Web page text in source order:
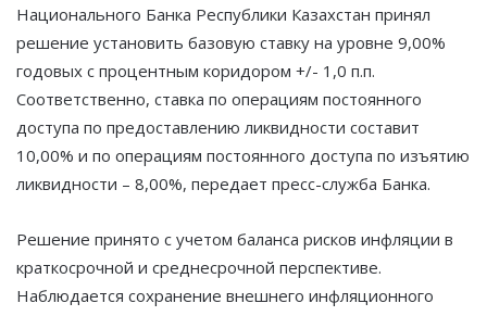
Национального Банка Республики Казахстан принял
решение установить базовую ставку на уровне 9,00%
годовых с процентным коридором +/- 1,0 п.п.
Соответственно, ставка по операциям постоянного
доступа по предоставлению ликвидности составит
10,00% и по операциям постоянного доступа по изъятию
ликвидности – 8,00%, передает пресс-служба Банка.
Решение принято с учетом баланса рисков инфляции в
краткосрочной и среднесрочной перспективе.
Наблюдается сохранение внешнего инфляционного